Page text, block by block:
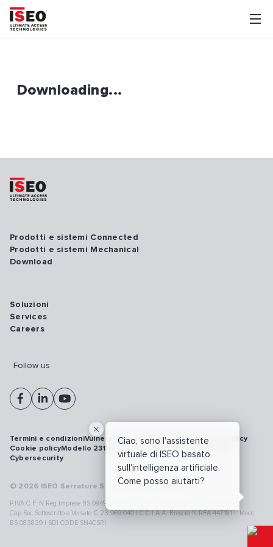
Downloading...
Ciao, sono l'assistente
virtuale di ISEO basato
sull'intelligenza artificiale.
Come posso aiutarti?
Prodotti e sistemi Connected
Prodotti e sistemi Mechanical
Download
Soluzioni
Services
Careers
Follow us
© 2026 ISEO Serrature S.p.A. All right reserved
P.IVA C.F. N.Reg.Imprese BS 08499190018 | Cap.Soc.Deliberato € 24.340.965 |
Cap.Soc.Sottoscritto e Versato € 23.969.040 | C.C.I.A.A. Brescia N.REA 447181 |. Mecc.
BS 083839 | SDI CODE SN4CSRI
Termini e condizioniVulnerability disclosure policyPrivacy policy
Cookie policyModello 231WhistleblowingRichiamo prodotti
Cybersecurity